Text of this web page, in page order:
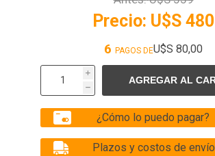
Precio: U$S 480
6 PAGOS DEU$S 80,00
i
h
¿Cómo lo puedo pagar?
Plazos y costos de envío